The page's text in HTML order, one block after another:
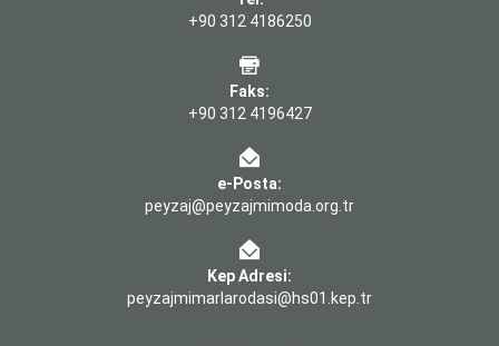
+90 312 4186250
Faks:
+90 312 4196427
e-Posta:
peyzaj@peyzajmimoda.org.tr
Kep Adresi:
peyzajmimarlarodasi@hs01.kep.tr